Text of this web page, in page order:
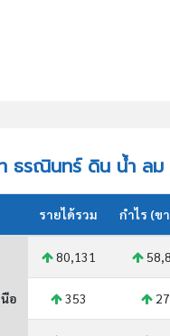
ธรณินทร์ ดิน น้ำ ลม
รายได้รวม กำไร (ข
80,131
อ 353